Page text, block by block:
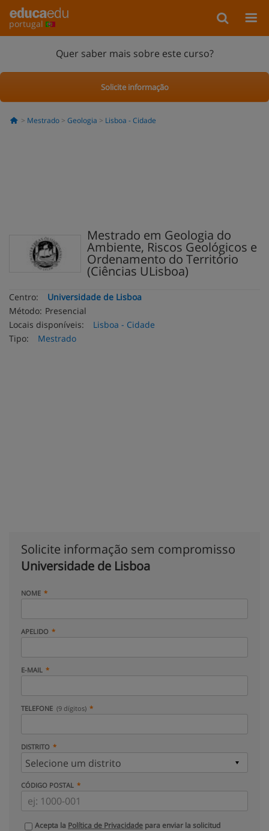
portugal
Quer saber mais sobre este curso?
Solicite informação
Mestrado Geologia Lisboa - Cidade
Mestrado em Geologia do
Ambiente, Riscos Geológicos e
Ordenamento do Território
(Ciências ULisboa)
Centro:
Universidade de Lisboa
Método: Presencial
Locais disponíveis:
Lisboa - Cidade
Tipo:
Mestrado
Solicite informação sem compromisso
Universidade de Lisboa
NOME
APELIDO
E-MAIL
TELEFONE (9 dígitos)
DISTRITO
CÓDIGO POSTAL
Acepta la Política de Privacidade para enviar la solicitud